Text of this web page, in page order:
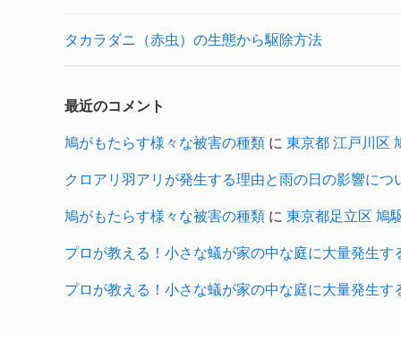
タカラダニ（赤虫）の生態から駆除方法
最近のコメント
鳩がもたらす様々な被害の種類 に 東京都 江戸川区
クロアリ羽アリが発生する理由と雨の日の影響につ
鳩がもたらす様々な被害の種類 に 東京都足立区 鳩
プロが教える！小さな蟻が家の中な庭に大量発生す
プロが教える！小さな蟻が家の中な庭に大量発生す